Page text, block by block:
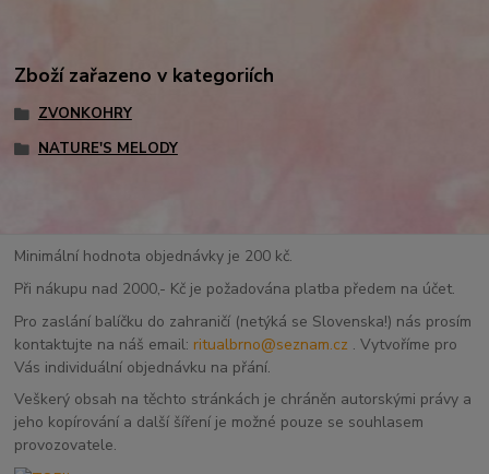
Zboží zařazeno v kategoriích
ZVONKOHRY
NATURE'S MELODY
Minimální hodnota objednávky je 200 kč.
Při nákupu nad 2000,- Kč je požadována platba předem na účet.
Pro zaslání balíčku do zahraničí (netýká se Slovenska!) nás prosím
kontaktujte na náš email: ritualbrno@seznam.cz . Vytvoříme pro
Vás individuální objednávku na přání.
Veškerý obsah na těchto stránkách je chráněn autorskými právy a
jeho kopírování a další šíření je možné pouze se souhlasem
provozovatele.